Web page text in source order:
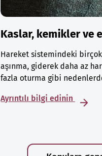
Kaslar, kemikler ve
Hareket sistemindeki birçok
aşınma, giderek daha az
fazla oturma gibi
Ayrıntılı bilgi edinin